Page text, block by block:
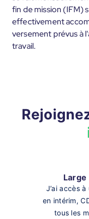
fin de mission (IFM)
effectivement
versement prévus à
travail.
J’ai accès
en intérim,
tous les